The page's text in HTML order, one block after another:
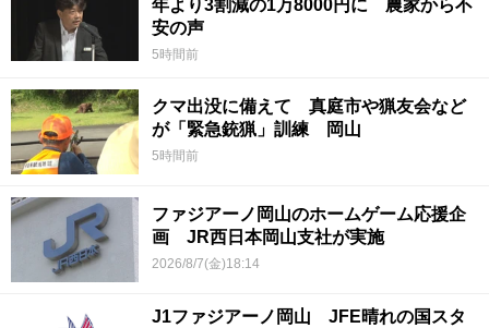
年より3割減の1万8000円に 農家から不
安の声
5時間前
クマ出没に備えて 真庭市や猟友会など
が「緊急銃猟」訓練 岡山
5時間前
ファジアーノ岡山のホームゲーム応援企
画 JR西日本岡山支社が実施
2026/8/7(金)18:14
J1ファジアーノ岡山 JFE晴れの国スタ